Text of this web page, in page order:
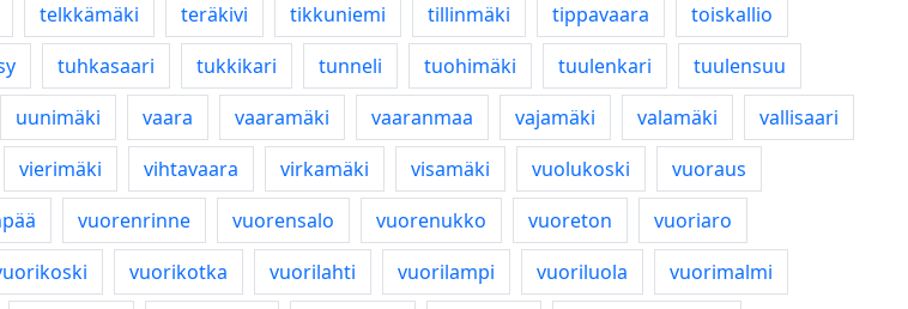
telkkämäki teräkivi tikkuniemi tillinmäki tippavaara
toiskallio
tuhkasaari tukkikari tunneli tuohimäki tuulenkari
tuulensuu
uunimäki vaara vaaramäki vaaranmaa vajamäki valamäki
vallisaari
vierimäki vihtavaara virkamäki visamäki vuolukoski
vuoraus
vuorenrinne vuorensalo vuorenukko vuoreton
vuoriaro
vuorikotka vuorilahti vuorilampi vuoriluola
vuorimalmi